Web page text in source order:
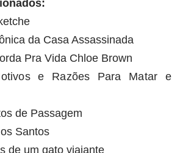
da Casa Assassinada
Pra Vida Chloe Brown
e Razões Para Matar e
de Passagem
Santos
de um gato viajante